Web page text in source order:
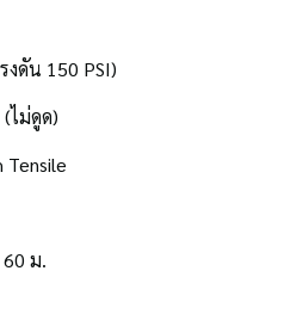
งดัน 150 PSI)
ไม่ดูด)
Tensile
ม.